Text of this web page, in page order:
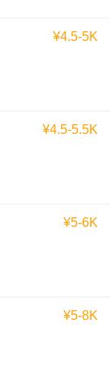
¥4.5-5K
¥4.5-5.5K
¥5-6K
¥5-8K